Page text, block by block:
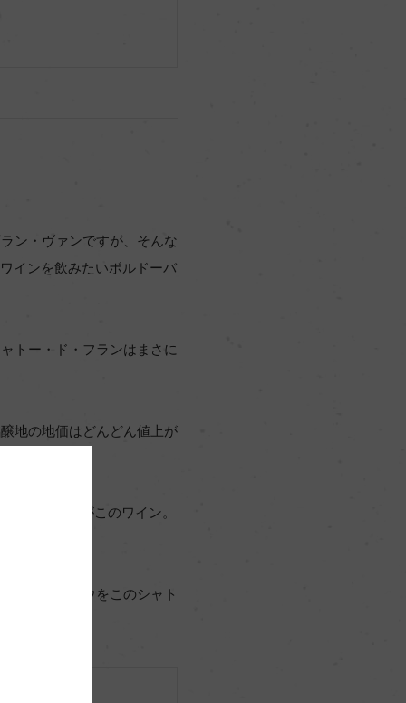
ン・ヴァンですが、そんな
インを飲みたいボルドーバ
トー・ド・フランはまさに
地の地価はどんどん値上が
生まれたのがこのワイン。
峰のノウハウをこのシャト